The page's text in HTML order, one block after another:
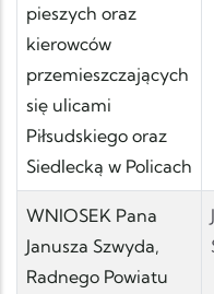
pieszych oraz
kierowców
przemieszczających
się ulicami
Piłsudskiego oraz
Siedlecką w Policach
WNIOSEK Pana
Janusza Szwyda,
Radnego Powiatu